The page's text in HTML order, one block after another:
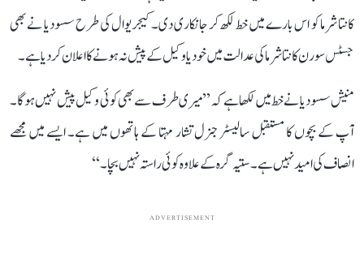
کانتا شرما کو اس بارے میں خط لکھ کر جانکاری دی۔ کیجریوال کی طرح سسودیا نے بھی
جسٹس سورن کانتا شرما کی عدالت میں خود یا وکیل کے پیش نہ ہونے کا اعلان کر دیا ہے۔
منیش سسودیا نے خط میں لکھا ہے کہ ’’میری طرف سے بھی کوئی وکیل پیش نہیں ہوگا۔
آپ کے بچوں کا مستقبل سالیسٹر جنرل تشار مہتا کے ہاتھوں میں ہے۔ ایسے میں مجھے
انصاف کی امید نہیں ہے۔ ستیہ گرہ کے علاوہ کوئی راستہ نہیں بچا۔‘‘
ADVERTISEMENT